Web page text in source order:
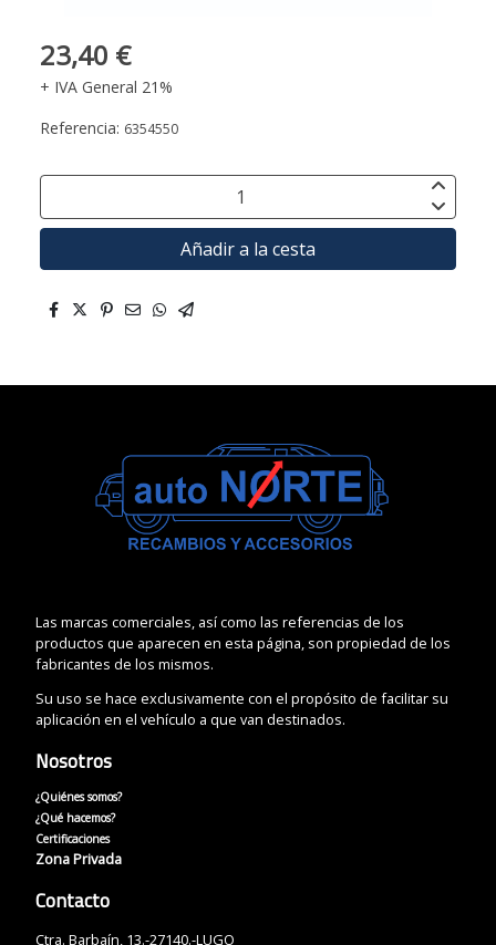
23,40 €
+ IVA General 21%
Referencia: 6354550
Añadir a la cesta
Las marcas comerciales, así como las referencias de los
productos que aparecen en esta página, son propiedad de los
fabricantes de los mismos.
Su uso se hace exclusivamente con el propósito de facilitar su
aplicación en el vehículo a que van destinados.
Nosotros
¿Quiénes somos?
¿Qué hacemos?
Certificaciones
Zona Privada
Contacto
Ctra. Barbaín, 13.-27140.-LUGO